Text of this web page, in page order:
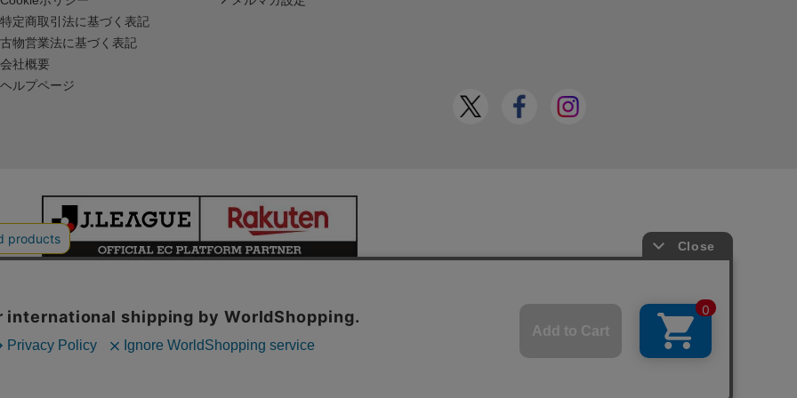
特定商取引法に基づく表記
古物営業法に基づく表記
会社概要
ヘルプページ
本サイトで使用している文章・画像等の無断での複製・転載を禁止します。
© JAPAN PROFESSIONAL FOOTBALL LEAGUE Rakuten Group, Inc.
ALL RIGHTS RESERVED.